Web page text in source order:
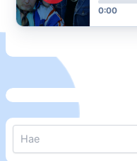
0:00